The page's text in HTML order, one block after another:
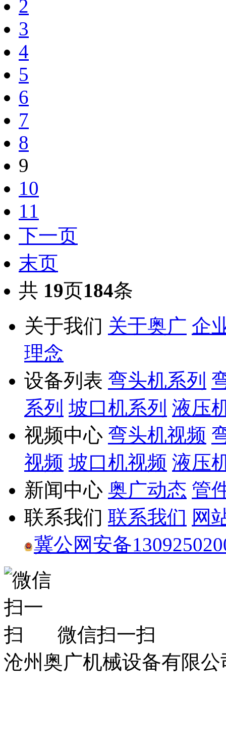
2
3
4
5
6
7
8
9
10
11
下一页
末页
共 19页184条
关于我们 关于奥广 企
理念
设备列表 弯头机系列
系列 坡口机系列 液压
视频中心 弯头机视频
视频 坡口机视频 液压
新闻中心 奥广动态 管
联系我们 联系我们 网
冀公网安备
微信扫一扫
沧州奥广机械设备有限公